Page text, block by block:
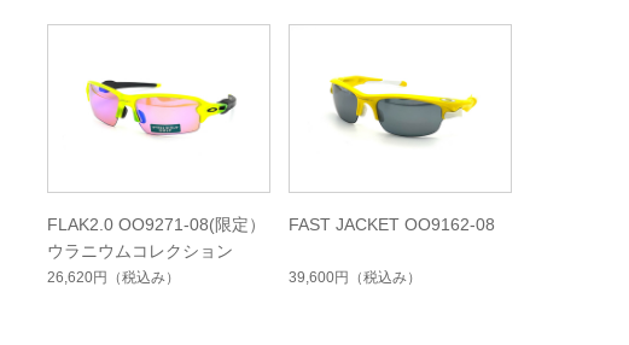
FLAK2.0 OO9271-08(限定）
ウラニウムコレクション
26,620円 （税込み）
FAST JACKET OO9162-08
39,600円 （税込み）